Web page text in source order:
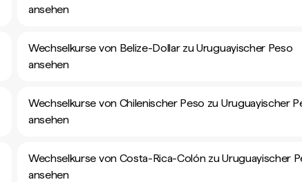
ansehen
Wechselkurse von Belize-Dollar zu Uruguayischer Peso
ansehen
Wechselkurse von Chilenischer Peso zu Uruguayischer
ansehen
Wechselkurse von Costa-Rica-Colón zu Uruguayischer
ansehen